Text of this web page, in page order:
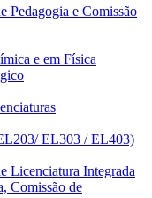
Pedagogia e Comissão
e em Física
EL303 / EL403)
Licenciatura Integrada
Comissão de